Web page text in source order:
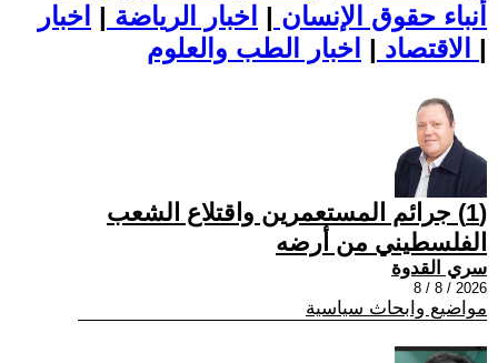
أنباء حقوق الإنسان | اخبار الرياضة | اخبار
الاقتصاد | |
(1) جرائم المستعمرين واقتلاع الشعب
الفلسطيني من أرضه
سري القدوة
2026 / 8 / 8
مواضيع وابحاث سياسية